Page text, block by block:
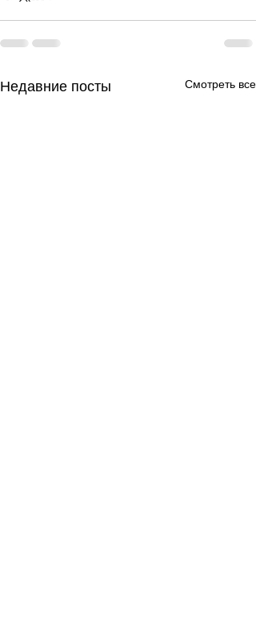
Недавние посты Смотреть все